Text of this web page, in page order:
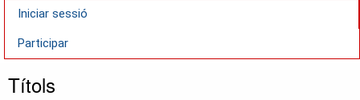
Iniciar sessió
Participar
Títols